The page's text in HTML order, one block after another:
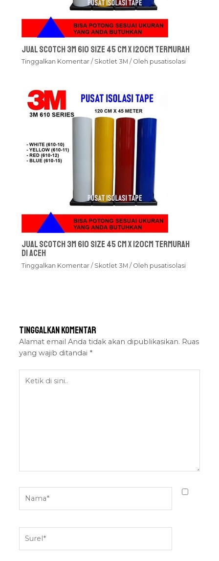
Jual Scotch 3M 610 Size 45 cm x 120cm Termurah
Tinggalkan Komentar / Skotlet 3M / Oleh pusatisolasi
Jual Scotch 3M 610 Size 45 cm x 120cm Termurah
Di Aceh
Tinggalkan Komentar / Skotlet 3M / Oleh pusatisolasi
Tinggalkan Komentar
Alamat email Anda tidak akan dipublikasikan. Ruas
yang wajib ditandai *